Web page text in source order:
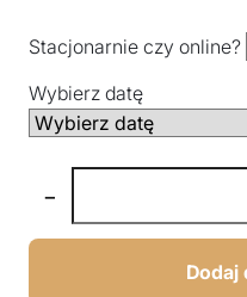
Stacjonarnie czy online?
Wybierz datę
−
Dodaj